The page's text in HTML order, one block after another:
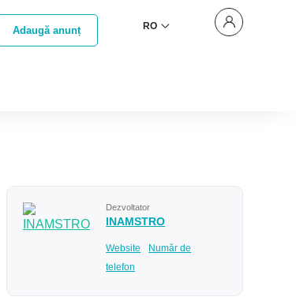
Adaugă anunț RO
Dezvoltator
INAMSTRO
Website
Număr de
telefon